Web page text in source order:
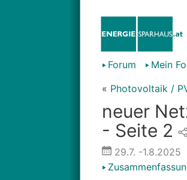
Forum Mein
« Photovoltaik /
neuer
- Seite 2
29.7. -1.8.2025